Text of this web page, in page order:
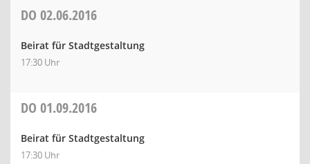
DO 02.06.2016
Beirat für Stadtgestaltung
17:30 Uhr
DO 01.09.2016
Beirat für Stadtgestaltung
17:30 Uhr